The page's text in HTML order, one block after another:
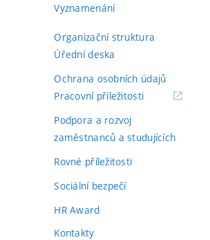
Vyznamenání
Organizační struktura
Úřední deska
Ochrana osobních údajů
Pracovní příležitosti(externí
Podpora a rozvoj
zaměstnanců a studujících
Rovné příležitosti
Sociální bezpečí
HR Award
Kontakty